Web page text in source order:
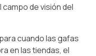
de visión del
cuando las gafas
en las tiendas, el